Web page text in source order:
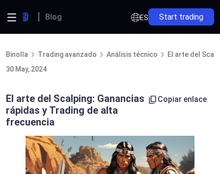
Blog ES Start trading
Binolla Trading avanzado Análisis técnico
El arte del
30 May, 2024
El arte del Scalping: Ganancias
rápidas y Trading de alta
frecuencia
Copiar enlace